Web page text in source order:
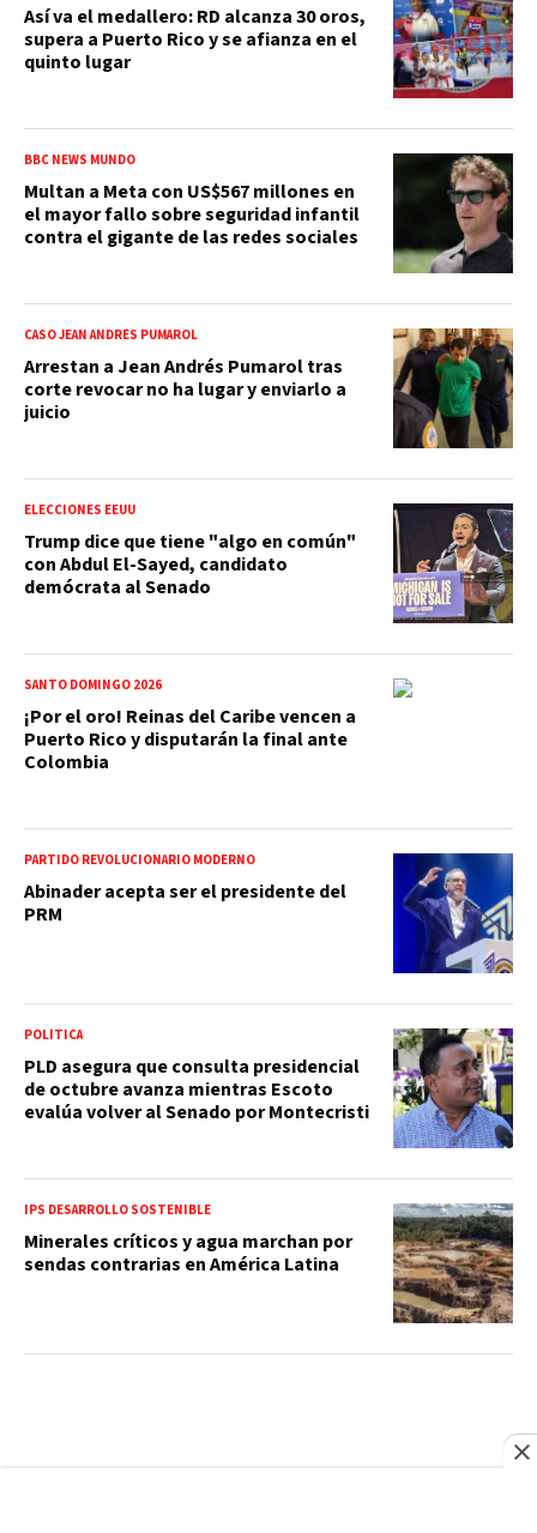
Así va el medallero: RD alcanza 30 oros,
supera a Puerto Rico y se afianza en el
quinto lugar
BBC NEWS MUNDO
Multan a Meta con US$567 millones en
el mayor fallo sobre seguridad infantil
contra el gigante de las redes sociales
CASO JEAN ANDRÉS PUMAROL
Arrestan a Jean Andrés Pumarol tras
corte revocar no ha lugar y enviarlo a
juicio
ELECCIONES EEUU
Trump dice que tiene "algo en común"
con Abdul El-Sayed, candidato
demócrata al Senado
SANTO DOMINGO 2026
¡Por el oro! Reinas del Caribe vencen a
Puerto Rico y disputarán la final ante
Colombia
PARTIDO REVOLUCIONARIO MODERNO
Abinader acepta ser el presidente del
PRM
POLÍTICA
PLD asegura que consulta presidencial
de octubre avanza mientras Escoto
evalúa volver al Senado por Montecristi
IPS DESARROLLO SOSTENIBLE
Minerales críticos y agua marchan por
sendas contrarias en América Latina